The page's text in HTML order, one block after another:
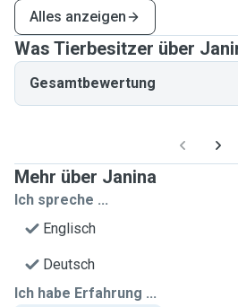
Alles anzeigen
Was Tierbesitzer über
Gesamtbewertung
Mehr über Janina
Ich spreche ...
Englisch
Deutsch
Ich habe Erfahrung ...